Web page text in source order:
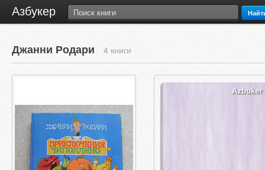
Азбукер
Джанни Родари 4 книги